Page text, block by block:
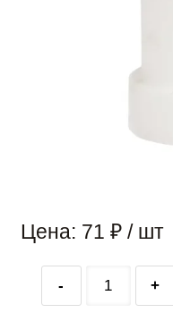
Цена: 71 ₽ / шт
- +